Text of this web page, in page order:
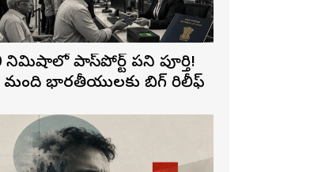
నిమిషాల్లో పాస్‌పోర్ట్ పని పూర్తి!
మంది భారతీయులకు బిగ్ రిలీఫ్